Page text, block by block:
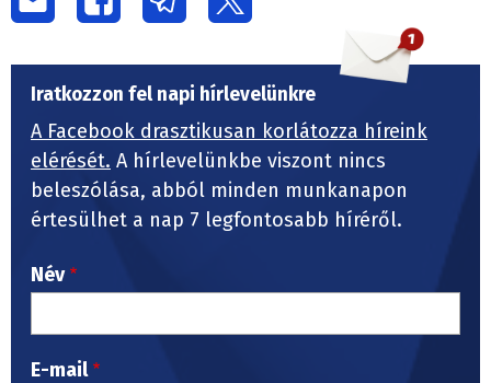
Iratkozzon fel napi hírlevelünkre
A Facebook drasztikusan korlátozza híreink
elérését. A hírlevelünkbe viszont nincs
beleszólása, abból minden munkanapon
értesülhet a nap 7 legfontosabb híréről.
Név
E-mail